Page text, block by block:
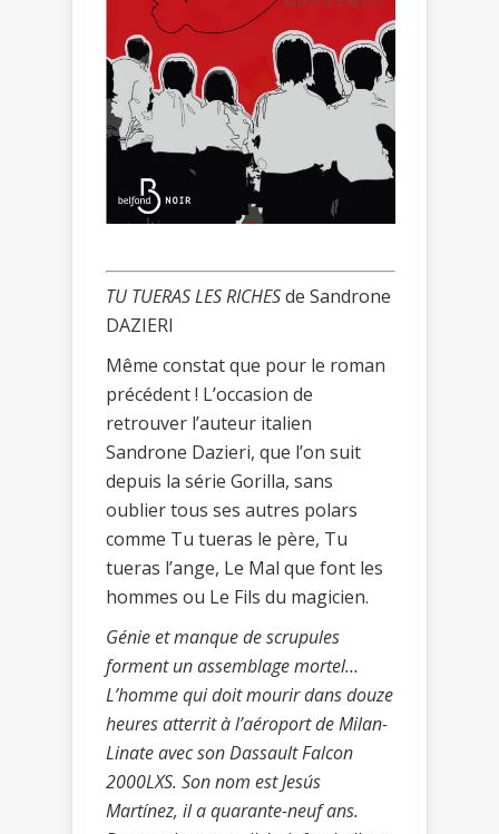
TU TUERAS LES RICHESde Sandrone
DAZIERI
Même constat que pour le roman
précédent ! L’occasion de
retrouver l’auteur italien
Sandrone Dazieri, que l’on suit
depuis la série Gorilla, sans
oublier tous ses autres polars
comme Tu tueras le père, Tu
tueras l’ange, Le Mal que font les
hommes ou Le Fils du magicien.
Génie et manque de scrupules
forment un assemblage mortel…
L’homme qui doit mourir dans douze
heures atterrit à l’aéroport de Milan-
Linate avec son Dassault Falcon
2000LXS. Son nom est Jesús
Martínez, il a quarante-neuf ans.